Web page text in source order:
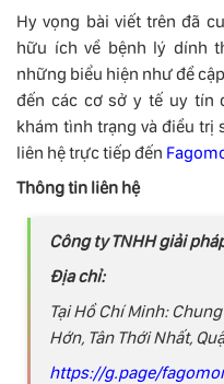
Hy vọng bài viết trên đã
hữu ích về bệnh lý dính
những biểu hiện như đề
đến các cơ sở y tế uy tín
khám tình trạng và điều trị
liên hệ trực tiếp đến
Thông tin liên hệ
Công ty TNHH giải
Địa chỉ:
Tại Hồ Chí Minh:
Hớn, Tân Thới Nhất,
https://g.page/